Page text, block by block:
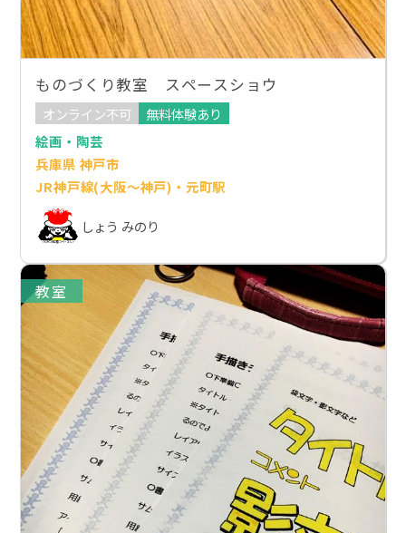
ものづくり教室 スペースショウ
オンライン不可
無料体験あり
絵画・陶芸
兵庫県 神戸市
JR神戸線(大阪～神戸)・元町駅
しょう みのり
教室